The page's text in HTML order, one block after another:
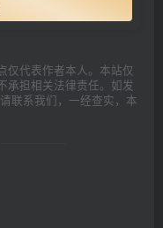
仅代表作者本人。本站仅
承担相关法律责任。如发
联系我们，一经查实，本